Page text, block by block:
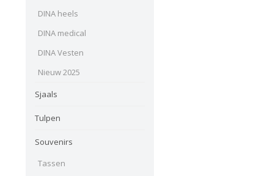
DINA heels
DINA medical
DINA Vesten
Nieuw 2025
Sjaals
Tulpen
Souvenirs
Tassen